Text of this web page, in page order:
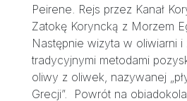
Peirene. Rejs przez Kanał
Zatokę Koryncką z Morzem
Następnie wizyta w oliwiarni
tradycyjnymi metodami
oliwy z oliwek, nazywanej
Grecji”. Powrót na